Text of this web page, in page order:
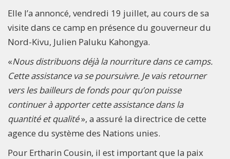
Elle l’a annoncé, vendredi 19 juillet, au cours de sa
visite dans ce camp en présence du gouverneur du
Nord-Kivu, Julien Paluku Kahongya.
«Nous distribuons déjà la nourriture dans ce camps.
Cette assistance va se poursuivre. Je vais retourner
vers les bailleurs de fonds pour qu’on puisse
continuer à apporter cette assistance dans la
quantité et qualité», a assuré la directrice de cette
agence du système des Nations unies.
Pour Ertharin Cousin, il est important que la paix